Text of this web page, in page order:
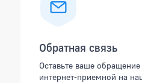
Обратная связь
Оставьте ваше обращение
интернет-приемной на